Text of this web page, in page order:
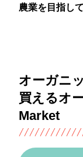
農業を目指し
オーガニ
買えるオ
Market